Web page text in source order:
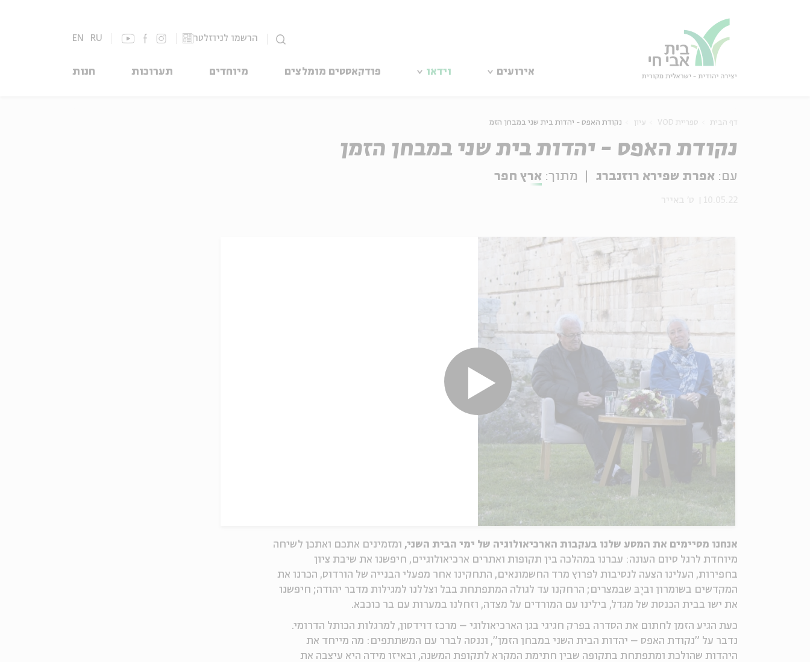
הרשמו לניוזלטר EN RU
אירועים וידאו פודקאסטים מומלצים מיוחדים תערוכות חנות
דף הבית ספריית VOD עיון נקודת האפס - יהדות בית שני במבחן הזמ
נקודת האפס - יהדות בית שני במבחן הזמן
עם: אפרת שפירא רוזנברג מתוך: ארץ חפר
אנחנו מסיימים את המסע שלנו בעקבות הארכיאולוגיה של ימי הבית השני, ומזמינים אתכם ואתכן לשיחה
מיוחדת לרגל סיום העונה: עברנו במהלכה בין תקופות ואתרים ארכיאולוגיים, חיפשנו את שיבת ציון
בחפירות, העלינו הצעה לנסיבות לפרוץ מרד החשמונאים, התחקינו אחר מפעלי הבנייה של הורדוס, הכרנו את
המקדשים בשומרון וביֶבּ שבמצרים; הרחקנו עד לגולה המתפתחת בבל וצללנו למגילות מדבר יהודה; חיפשנו
את ישו בבית הכנסת של מגדל, בילינו עם המורדים על מצדה, וזחלנו במערות עם בר כוכבא.
כעת הגיע הזמן לחתום את הסדרה בפרק חגיגי בגן הארכיאולוגי – מרכז דוידסון, למרגלות הכותל הדרומי.
נדבר על "נקודת האפס – יהדות הבית השני במבחן הזמן", וננסה לברר עם המשתתפים: מה מייחד את
היהדות שהולכת ומתפתחת בתקופה שבין חתימת המקרא לתקופת המשנה, ובאיזו מידה היא עיצבה את